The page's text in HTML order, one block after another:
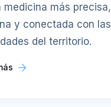
medicina más precisa,
y conectada con las
del territorio.